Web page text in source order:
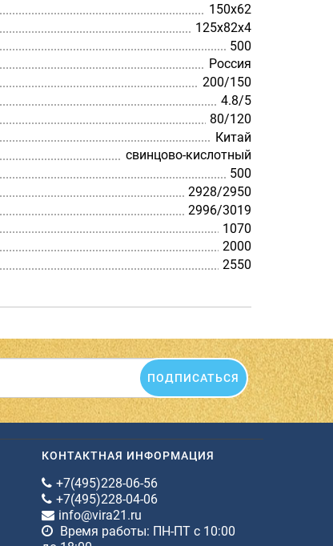
150х62
125х82х4
500
Россия
200/150
4.8/5
80/120
Китай
cвинцово-кислотный
500
2928/2950
2996/3019
1070
2000
2550
ПОДПИСАТЬСЯ
КОНТАКТНАЯ ИНФОРМАЦИЯ
+7(495)228-06-56
+7(495)228-04-06
info@vira21.ru
Время работы: ПН-ПТ с 10:00